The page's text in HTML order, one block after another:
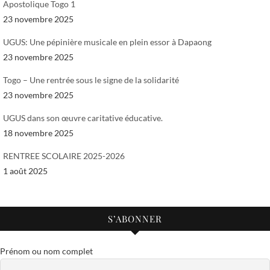
Apostolique Togo 1
23 novembre 2025
UGUS: Une pépinière musicale en plein essor à Dapaong
23 novembre 2025
Togo – Une rentrée sous le signe de la solidarité
23 novembre 2025
UGUS dans son œuvre caritative éducative.
18 novembre 2025
RENTREE SCOLAIRE 2025-2026
1 août 2025
S’ABONNER
Prénom ou nom complet